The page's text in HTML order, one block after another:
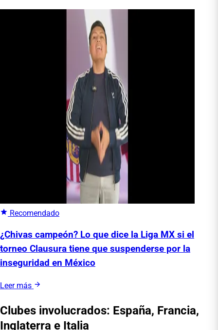
Recomendado
¿Chivas campeón? Lo que dice la Liga MX si el
torneo Clausura tiene que suspenderse por la
inseguridad en México
Leer más
Clubes involucrados: España, Francia,
Inglaterra e Italia